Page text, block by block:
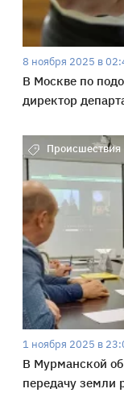
8 ноября 2025 в
В Москве по
директор
Происшествия
1 ноября 2025 в
В Мурманской
передачу земли